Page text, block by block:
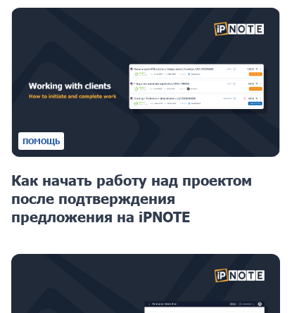
ПОМОЩЬ
Как начать работу над проектом
после подтверждения
предложения на iPNOTE